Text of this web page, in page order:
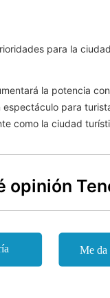
para la
la potencia
para
como la ciudad
opinión